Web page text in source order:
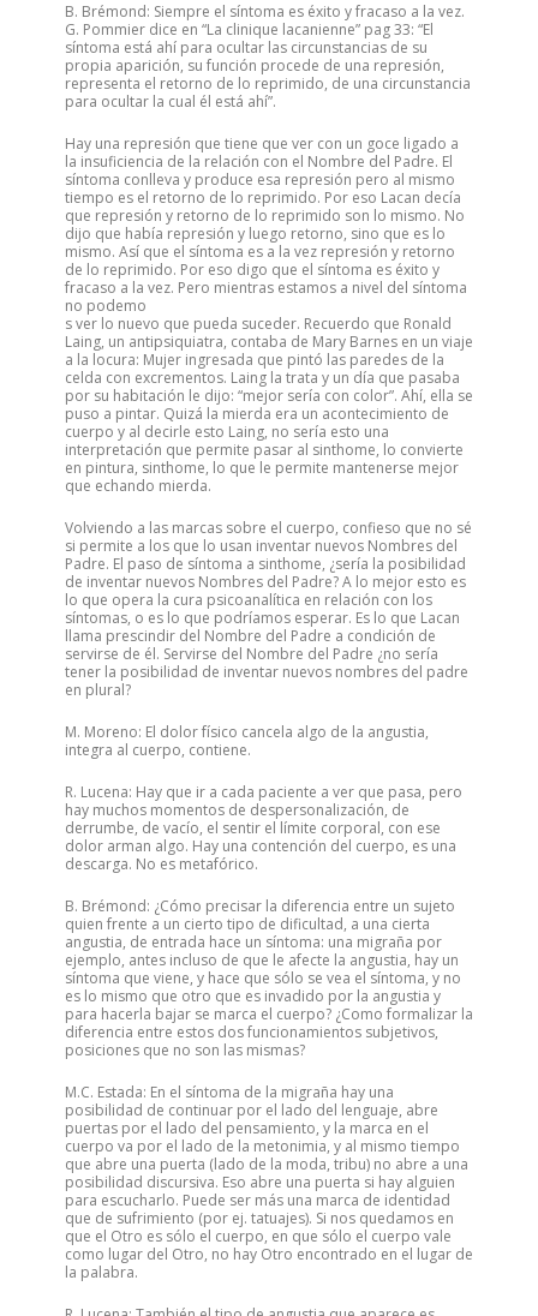
B. Brémond: Siempre el síntoma es éxito y fracaso a la vez.
G. Pommier dice en “La clinique lacanienne” pag 33: “El
síntoma está ahí para ocultar las circunstancias de su
propia aparición, su función procede de una represión,
representa el retorno de lo reprimido, de una circunstancia
para ocultar la cual él está ahí”.
Hay una represión que tiene que ver con un goce ligado a
la insuficiencia de la relación con el Nombre del Padre. El
síntoma conlleva y produce esa represión pero al mismo
tiempo es el retorno de lo reprimido. Por eso Lacan decía
que represión y retorno de lo reprimido son lo mismo. No
dijo que había represión y luego retorno, sino que es lo
mismo. Así que el síntoma es a la vez represión y retorno
de lo reprimido. Por eso digo que el síntoma es éxito y
fracaso a la vez. Pero mientras estamos a nivel del síntoma
no podemo
s ver lo nuevo que pueda suceder. Recuerdo que Ronald
Laing, un antipsiquiatra, contaba de Mary Barnes en un viaje
a la locura: Mujer ingresada que pintó las paredes de la
celda con excrementos. Laing la trata y un día que pasaba
por su habitación le dijo: “mejor sería con color”. Ahí, ella se
puso a pintar. Quizá la mierda era un acontecimiento de
cuerpo y al decirle esto Laing, no sería esto una
interpretación que permite pasar al sinthome, lo convierte
en pintura, sinthome, lo que le permite mantenerse mejor
que echando mierda.
Volviendo a las marcas sobre el cuerpo, confieso que no sé
si permite a los que lo usan inventar nuevos Nombres del
Padre. El paso de síntoma a sinthome, ¿sería la posibilidad
de inventar nuevos Nombres del Padre? A lo mejor esto es
lo que opera la cura psicoanalítica en relación con los
síntomas, o es lo que podríamos esperar. Es lo que Lacan
llama prescindir del Nombre del Padre a condición de
servirse de él. Servirse del Nombre del Padre ¿no sería
tener la posibilidad de inventar nuevos nombres del padre
en plural?
M. Moreno: El dolor físico cancela algo de la angustia,
integra al cuerpo, contiene.
R. Lucena: Hay que ir a cada paciente a ver que pasa, pero
hay muchos momentos de despersonalización, de
derrumbe, de vacío, el sentir el límite corporal, con ese
dolor arman algo. Hay una contención del cuerpo, es una
descarga. No es metafórico.
B. Brémond: ¿Cómo precisar la diferencia entre un sujeto
quien frente a un cierto tipo de dificultad, a una cierta
angustia, de entrada hace un síntoma: una migraña por
ejemplo, antes incluso de que le afecte la angustia, hay un
síntoma que viene, y hace que sólo se vea el síntoma, y no
es lo mismo que otro que es invadido por la angustia y
para hacerla bajar se marca el cuerpo? ¿Como formalizar la
diferencia entre estos dos funcionamientos subjetivos,
posiciones que no son las mismas?
M.C. Estada: En el síntoma de la migraña hay una
posibilidad de continuar por el lado del lenguaje, abre
puertas por el lado del pensamiento, y la marca en el
cuerpo va por el lado de la metonimia, y al mismo tiempo
que abre una puerta (lado de la moda, tribu) no abre a una
posibilidad discursiva. Eso abre una puerta si hay alguien
para escucharlo. Puede ser más una marca de identidad
que de sufrimiento (por ej. tatuajes). Si nos quedamos en
que el Otro es sólo el cuerpo, en que sólo el cuerpo vale
como lugar del Otro, no hay Otro encontrado en el lugar de
la palabra.